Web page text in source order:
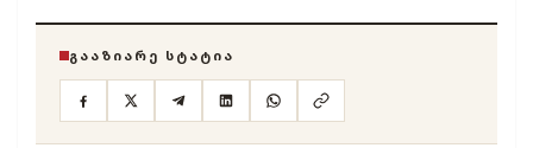
ᲒᲐᲐᲖᲘᲐᲠᲔ ᲡᲢᲐᲢᲘᲐ